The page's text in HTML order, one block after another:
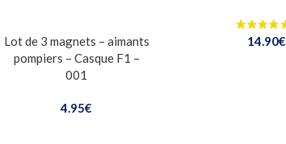
Lot de 3 magnets – aimants
pompiers – Casque F1 –
001
4.95€
14.90€